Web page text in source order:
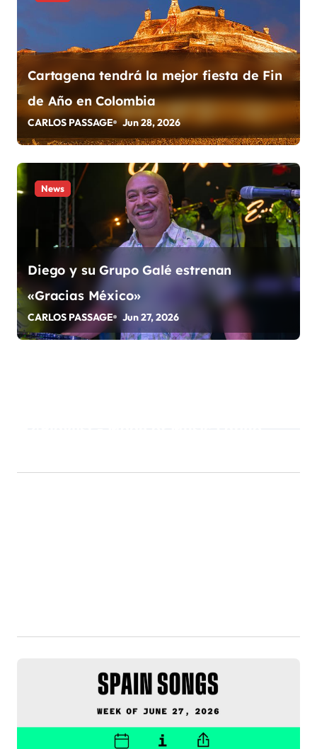
n
t
r
a
d
a
Cartagena tendrá la mejor fiesta de Fin
de Año en Colombia
CARLOS PASSAGE Jun 28, 2026
News
Diego y su Grupo Galé estrenan
«Gracias México»
CARLOS PASSAGE Jun 27, 2026